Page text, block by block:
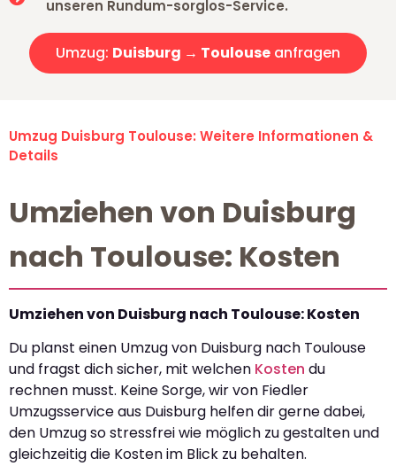
unseren Rundum-sorglos-Service.
Umzug: Duisburg → Toulouse anfragen
Umzug Duisburg Toulouse: Weitere Informationen &
Details
Umziehen von Duisburg
nach Toulouse: Kosten
Umziehen von Duisburg nach Toulouse: Kosten
Du planst einen Umzug von Duisburg nach Toulouse
und fragst dich sicher, mit welchen Kosten du
rechnen musst. Keine Sorge, wir von Fiedler
Umzugsservice aus Duisburg helfen dir gerne dabei,
den Umzug so stressfrei wie möglich zu gestalten und
gleichzeitig die Kosten im Blick zu behalten.